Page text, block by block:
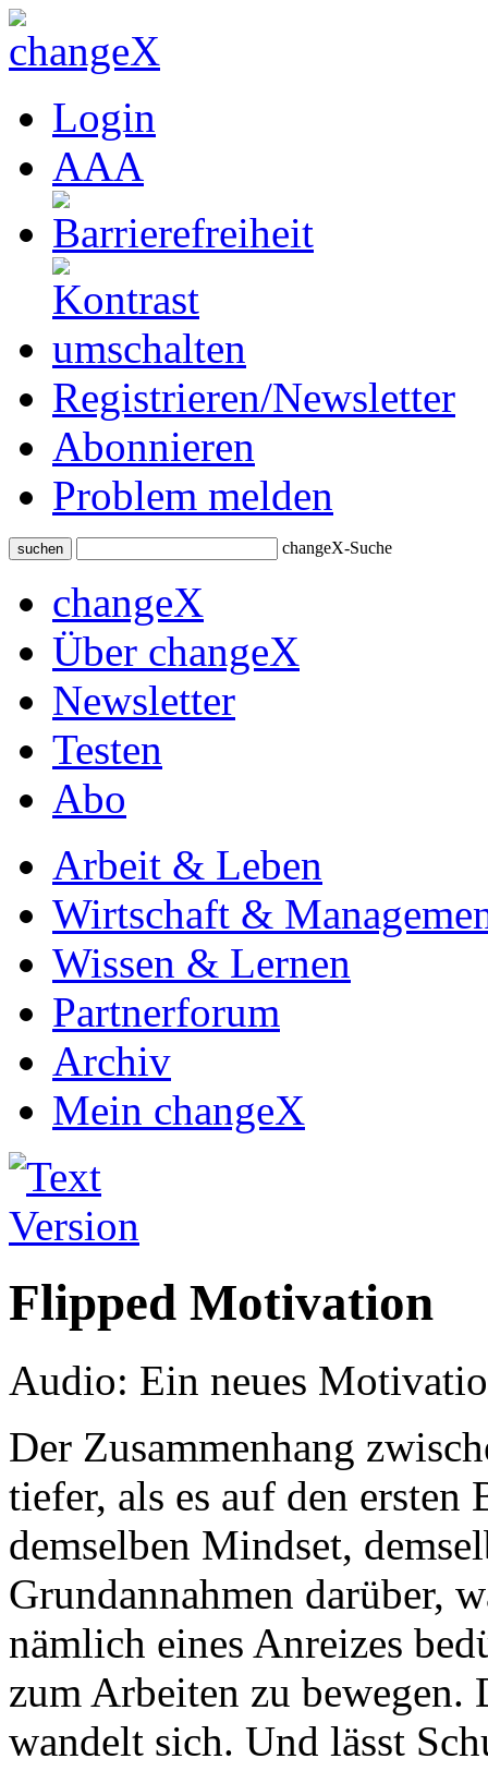
Login
AAA
Registrieren/Newsletter
Abonnieren
Problem melden
suchen changeX-Suche
changeX
Über changeX
Newsletter
Testen
Abo
Arbeit & Leben
Wirtschaft &
Wissen & Lernen
Partnerforum
Archiv
Mein changeX
Flipped Motivation
Audio: Ein neues
Der Zusammenhang
tiefer, als es auf den
demselben Mindset,
Grundannahmen darüber,
nämlich eines Anreizes
zum Arbeiten zu
wandelt sich. Und lässt